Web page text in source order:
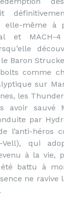
elle-même
et MACH-
Baron
comme
sur
les
avoir sauvé
par
l’anti-héros
Vell), qui
à la vie,
été battu à
ne ravive